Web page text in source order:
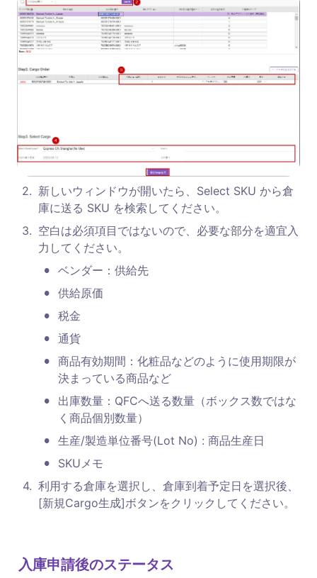
2. 新しいウィンドウが開いたら、Select SKU から倉
庫に送る SKU を検索してください。
3. 空白は必須項目ではないので、必要な部分を適宜入
力してください。
• ベンダー：供給先
• 供給原価
• 税金
• 通貨
• 商品有効期間：化粧品などのように使用期限が
決まっている商品など
•
出庫数量：QFCへ送る数量（ボックス数ではな
く商品個別数量）
• 生産/製造単位番号(Lot No) : 商品生産日
•
SKUメモ
4. 利用する倉庫を選択し、倉庫到着予定日を選択後、
[新規Cargo生成]ボタンをクリックしてください。
入庫申請後のステータス